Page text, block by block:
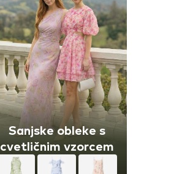
Sanjske obleke s
cvetličnim vzorcem